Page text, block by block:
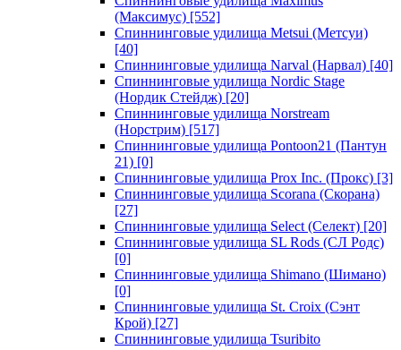
(Максимус) [552]
Спиннинговые удилища Metsui (Метсуи)
[40]
Спиннинговые удилища Narval (Нарвал) [40]
Спиннинговые удилища Nordic Stage
(Нордик Стейдж) [20]
Спиннинговые удилища Norstream
(Норстрим) [517]
Спиннинговые удилища Pontoon21 (Пантун
21) [0]
Спиннинговые удилища Prox Inc. (Прокс) [3]
Спиннинговые удилища Scorana (Скорана)
[27]
Спиннинговые удилища Select (Селект) [20]
Спиннинговые удилища SL Rods (СЛ Родс)
[0]
Спиннинговые удилища Shimano (Шимано)
[0]
Спиннинговые удилища St. Croix (Сэнт
Крой) [27]
Спиннинговые удилища Tsuribito